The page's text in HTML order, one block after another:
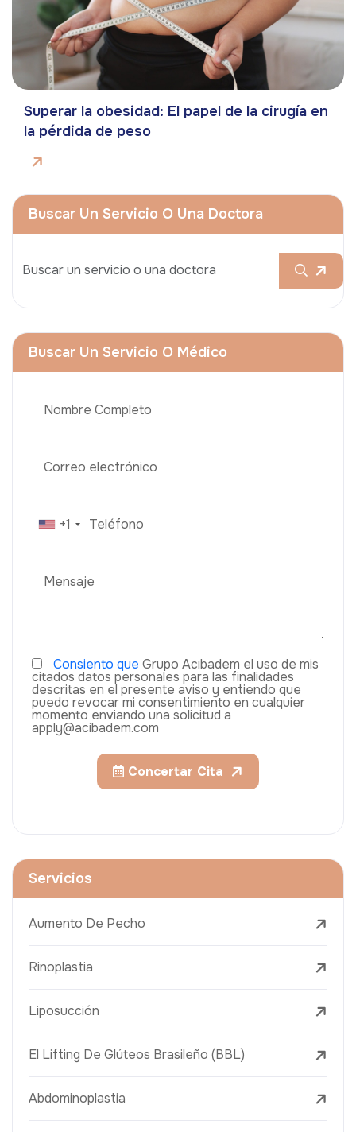
Superar la obesidad: El papel de la cirugía en
la pérdida de peso
Buscar Un Servicio O Una Doctora
Buscar Un Servicio O Médico
+1
Consiento que Grupo Acıbadem el uso de mis
citados datos personales para las finalidades
descritas en el presente aviso y entiendo que
puedo revocar mi consentimiento en cualquier
momento enviando una solicitud a
apply@acibadem.com
Concertar Cita
Servicios
Aumento De Pecho
Rinoplastia
Liposucción
El Lifting De Glúteos Brasileño (BBL)
Abdominoplastia